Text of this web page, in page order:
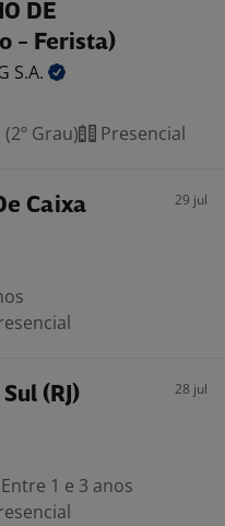
DE
- Ferista)
S.A.
Grau) Presencial
Caixa 29 jul
(RJ) 28 jul
Entre 1 e 3 anos